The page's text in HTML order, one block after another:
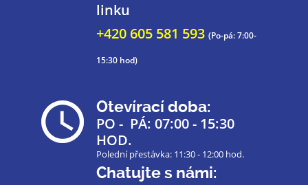
linku
+420 605 581 593 (Po-pá: 7:00-
15:30 hod)
Otevírací doba:
PO - PÁ: 07:00 - 15:30
HOD.
Polední přestávka: 11:30 - 12:00 hod.
Chatujte s námi: